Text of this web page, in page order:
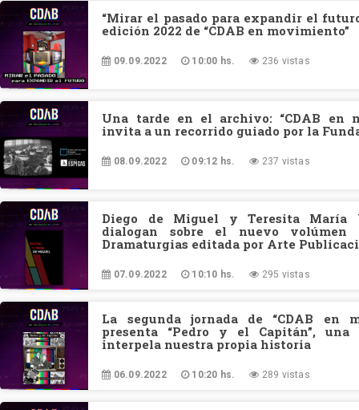
“Mirar el pasado para expandir el
edición 2022 de “CDAB en movimiento”
09.09.2022 10:00 hs. 236 vistas
Una tarde en el archivo: “CDAB en
invita a un recorrido guiado por la
08.09.2022 09:12 hs. 237 vistas
Diego de Miguel y Teresita María
dialogan sobre el nuevo volúmen
Dramaturgias editada por Arte
07.09.2022 10:10 hs. 295 vistas
La segunda jornada de “CDAB en
presenta “Pedro y el Capitán”,
interpela nuestra propia historia
06.09.2022 10:20 hs. 289 vistas